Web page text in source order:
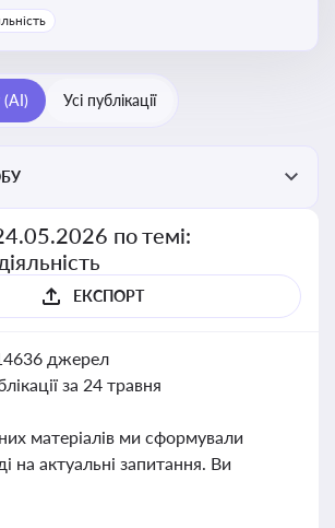
порядок отримання
та проходження державного
(AI) Усі публікації
по темі:
ЕКСПОРТ
джерел
за 24 травня
матеріалів ми сформували
на актуальні запитання. Ви